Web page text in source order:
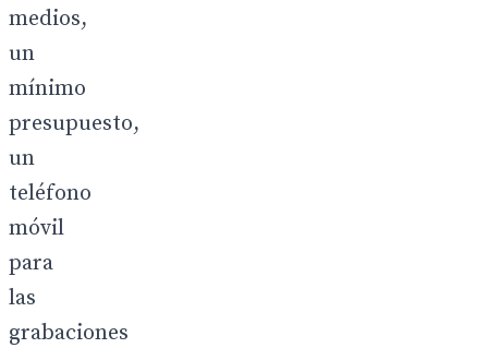
medios,
un
mínimo
presupuesto,
un
teléfono
móvil
para
las
grabaciones